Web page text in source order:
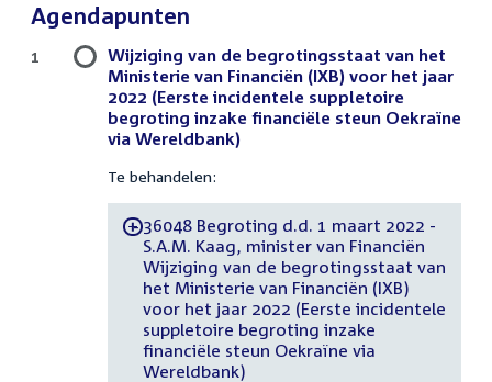
Agendapunten
Wijziging van de begrotingsstaat van het
Ministerie van Financiën (IXB) voor het jaar
2022 (Eerste incidentele suppletoire
begroting inzake financiële steun Oekraïne
via Wereldbank)
Te behandelen:
-36048 Begroting d.d. 1 maart 2022 -
S.A.M. Kaag, minister van Financiën
Wijziging van de begrotingsstaat van
het Ministerie van Financiën (IXB)
voor het jaar 2022 (Eerste incidentele
suppletoire begroting inzake
financiële steun Oekraïne via
Wereldbank)
1